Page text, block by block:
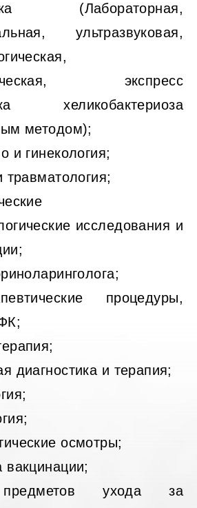
(Лабораторная,
ультразвуковая,
экспресс
хеликобактериоза
методом);
и гинекология;
травматология;
исследования и
процедуры,
диагностика и терапия;
осмотры;
вакцинации;
ухода за